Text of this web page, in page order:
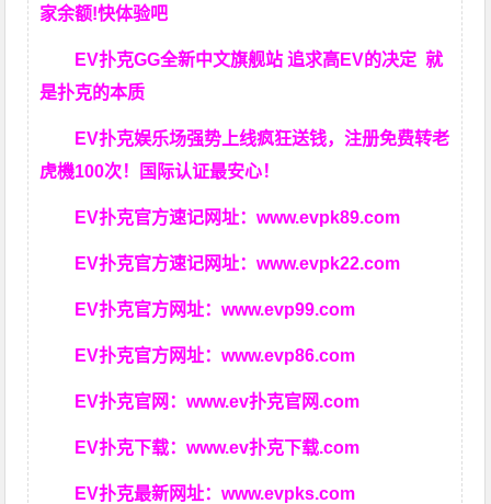
家余额!快体验吧
EV扑克GG全新中文旗舰站 追求高EV的决定就
是扑克的本质
EV扑克娱乐场强势上线疯狂送钱，注册免费转老
虎機100次！国际认证最安心！
EV扑克官方速记网址：www.evpk89.com
EV扑克官方速记网址：www.evpk22.com
EV扑克官方网址：www.evp99.com
EV扑克官方网址：www.evp86.com
EV扑克官网：www.ev扑克官网.com
EV扑克下载：www.ev扑克下载.com
EV扑克最新网址：www.evpks.com